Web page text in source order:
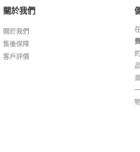
關於我們
關於我們
售後保障
客戶評價